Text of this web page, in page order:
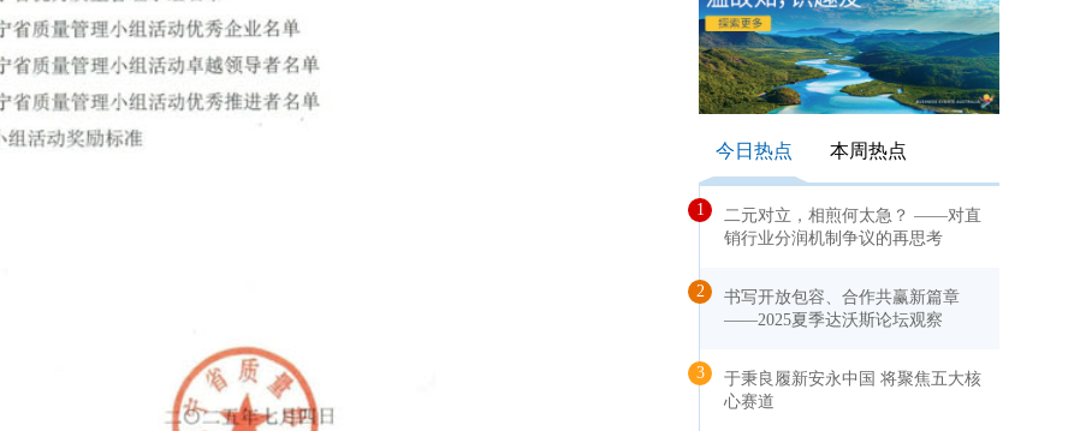
今日热点 本周热点
1
二元对立，相煎何太急？ ——对直
销行业分润机制争议的再思考
2
书写开放包容、合作共赢新篇章
——2025夏季达沃斯论坛观察
3
于秉良履新安永中国 将聚焦五大核
心赛道